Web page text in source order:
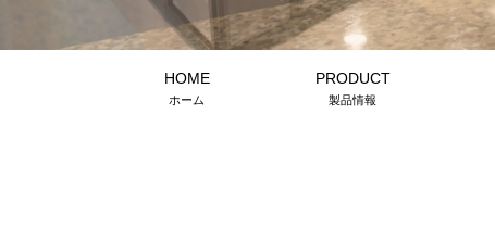
HOME
ホーム
PRODUCT
製品情報